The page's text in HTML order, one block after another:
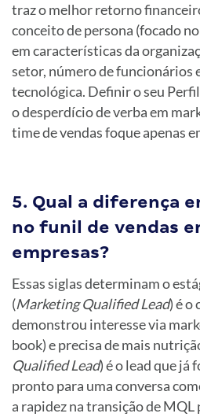
traz o melhor retorno
conceito de persona (focado
em características da
setor, número de funcionários
tecnológica. Definir o seu
o desperdício de verba em
time de vendas foque apenas
5. Qual a diferença
no funil de vendas
empresas?
Essas siglas determinam o
(Marketing Qualified Lead) é o
demonstrou interesse via
book) e precisa de mais
Qualified Lead) é o lead que já
pronto para uma conversa
a rapidez na transição de MQL